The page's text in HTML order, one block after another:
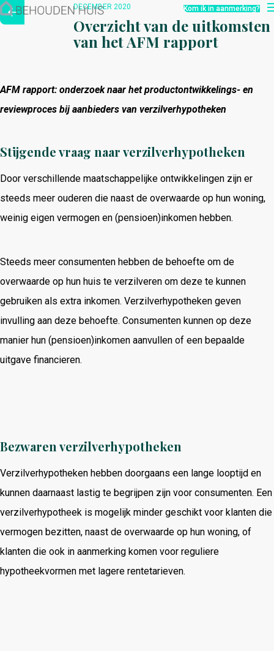
Hoe werkt het?
Over ons
Nieuwsbrief
Kom ik in aanmerking?
DECEMBER 2020
Overzicht van de uitkomsten
van het AFM rapport
AFM rapport: onderzoek naar het productontwikkelings- en
reviewproces bij aanbieders van verzilverhypotheken
Stijgende vraag naar verzilverhypotheken
Door verschillende maatschappelijke ontwikkelingen zijn er
steeds meer ouderen die naast de overwaarde op hun woning,
weinig eigen vermogen en (pensioen)inkomen hebben.
Steeds meer consumenten hebben de behoefte om de
overwaarde op hun huis te verzilveren om deze te kunnen
gebruiken als extra inkomen. Verzilverhypotheken geven
invulling aan deze behoefte. Consumenten kunnen op deze
manier hun (pensioen)inkomen aanvullen of een bepaalde
uitgave financieren.
Bezwaren verzilverhypotheken
Verzilverhypotheken hebben doorgaans een lange looptijd en
kunnen daarnaast lastig te begrijpen zijn voor consumenten. Een
verzilverhypotheek is mogelijk minder geschikt voor klanten die
vermogen bezitten, naast de overwaarde op hun woning, of
klanten die ook in aanmerking komen voor reguliere
hypotheekvormen met lagere rentetarieven.